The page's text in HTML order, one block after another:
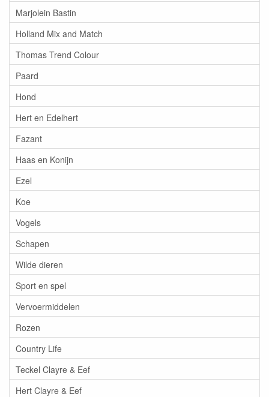
Marjolein Bastin
Holland Mix and Match
Thomas Trend Colour
Paard
Hond
Hert en Edelhert
Fazant
Haas en Konijn
Ezel
Koe
Vogels
Schapen
Wilde dieren
Sport en spel
Vervoermiddelen
Rozen
Country Life
Teckel Clayre & Eef
Hert Clayre & Eef